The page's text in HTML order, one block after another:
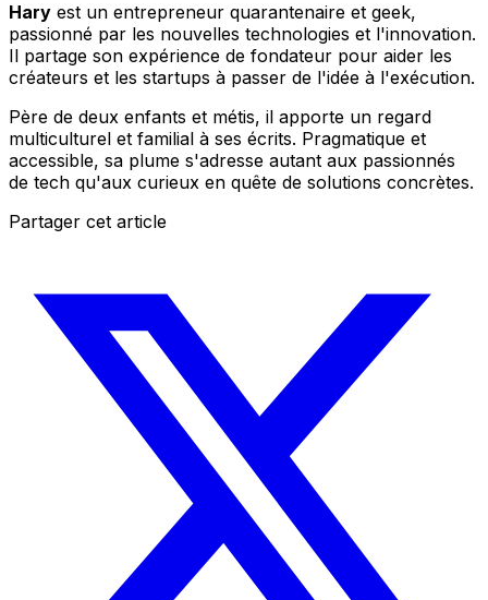
Hary est un entrepreneur quarantenaire et geek,
passionné par les nouvelles technologies et l'innovation.
Il partage son expérience de fondateur pour aider les
créateurs et les startups à passer de l'idée à l'exécution.
Père de deux enfants et métis, il apporte un regard
multiculturel et familial à ses écrits. Pragmatique et
accessible, sa plume s'adresse autant aux passionnés
de tech qu'aux curieux en quête de solutions concrètes.
Partager cet article